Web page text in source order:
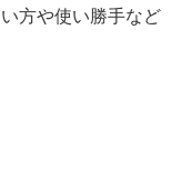
方や使い勝手など